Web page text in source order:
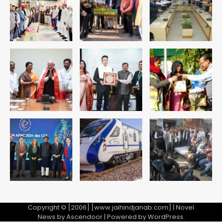
3
युवा इनोवेटरों की सोच से हाईटेक होगी दिल्ली
पुलिस
Team JHJ
4
सुदर्शन शक्ति-वी अभ्यास में मॉक आॅपरेशन
Team JHJ
5
एयरपोर्ट का फर्जी कर्मचारी बनकर 3 लाख
उड़ाए, अब पहुंचा सलाखों के पीछे
Team JHJ
Copyright © [2006] [www.jaihindjanab.com] | Novel
News byAscendoor| Powered byWordPress.